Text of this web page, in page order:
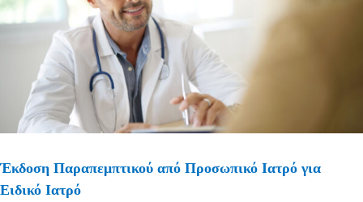
Έκδοση Παραπεμπτικού από Προσωπικό Ιατρό για
Ειδικό Ιατρό